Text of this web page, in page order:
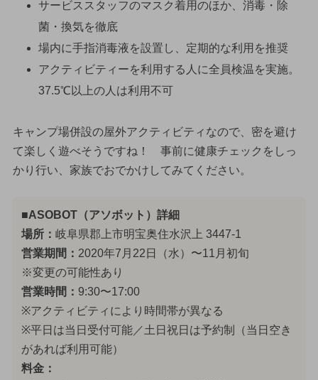
サービススタッフのマスク着用のほか、消毒・除
菌・換気を徹底
場内に手指消毒液を設置し、定期的な利用を推奨
アクティビティーを利用する人に全員検温を実施。
37.5℃以上の人は利用不可
キャンプ場併設の屋外アクティビティなので、密を避け
て楽しく遊べそうですね！ 事前に健康チェックをしっ
かり行い、家族でおでかけしてみてください。
■ASOBOT（アソボット）詳細
場所： 岐阜県郡上市明宝奥住水沢上 3447-1
営業期間： 2020年7月22日（水）〜11月初旬
※変更の可能性あり
営業時間： 9:30〜17:00
※アクティビティにより時間帯が異なる
※平日は当日受付可能／土日祝日は予約制（当日空き
があれば利用可能）
料金：